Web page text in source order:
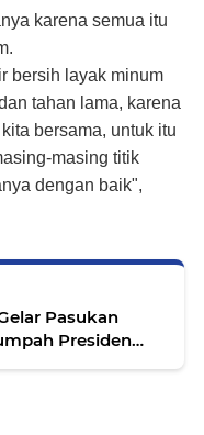
karena semua itu
bersih layak minum
tahan lama, karena
bersama, untuk itu
masing titik
dengan baik",
Pasukan
Presiden